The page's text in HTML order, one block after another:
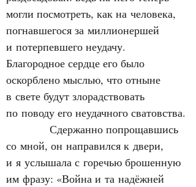
могли посмотреть, как на человека,
погнавшегося за миллионершей
и потерпевшего неудачу.
Благородное сердце его было
оскорблено мыслью, что отныне
в свете будут злорадствовать
по поводу его неудачного сватовства.
Сдержанно попрощавшись
со мной, он направился к двери,
и я услышала с горечью брошенную
им фразу: «Война и та надёжней